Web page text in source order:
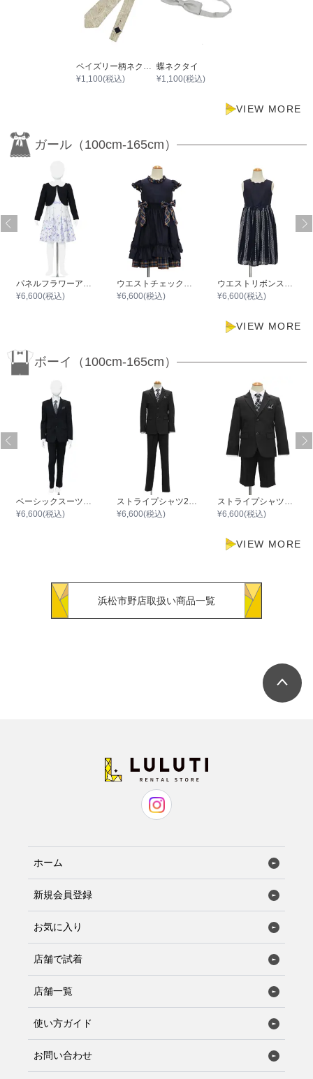
¥1,100(税込)
蝶ネクタイ
¥1,100(税込)
VIEW MORE
ガール（100cm-165cm）
パネルフラワーアンサンブルワンピースセット
¥6,600(税込)
ウエストチェックリボンフリルワンピース
¥6,600(税込)
ウエストリボンスカラップワンピース
¥6,600(税込)
VIEW MORE
ボーイ（100cm-165cm）
¥6,600(税込)
¥6,600(税込)
¥6,600(税込)
VIEW MORE
浜松市野店取扱い商品一覧
ホーム
新規会員登録
お気に入り
店舗で試着
店舗一覧
使い方ガイド
お問い合わせ